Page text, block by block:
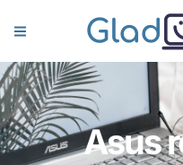
Asus